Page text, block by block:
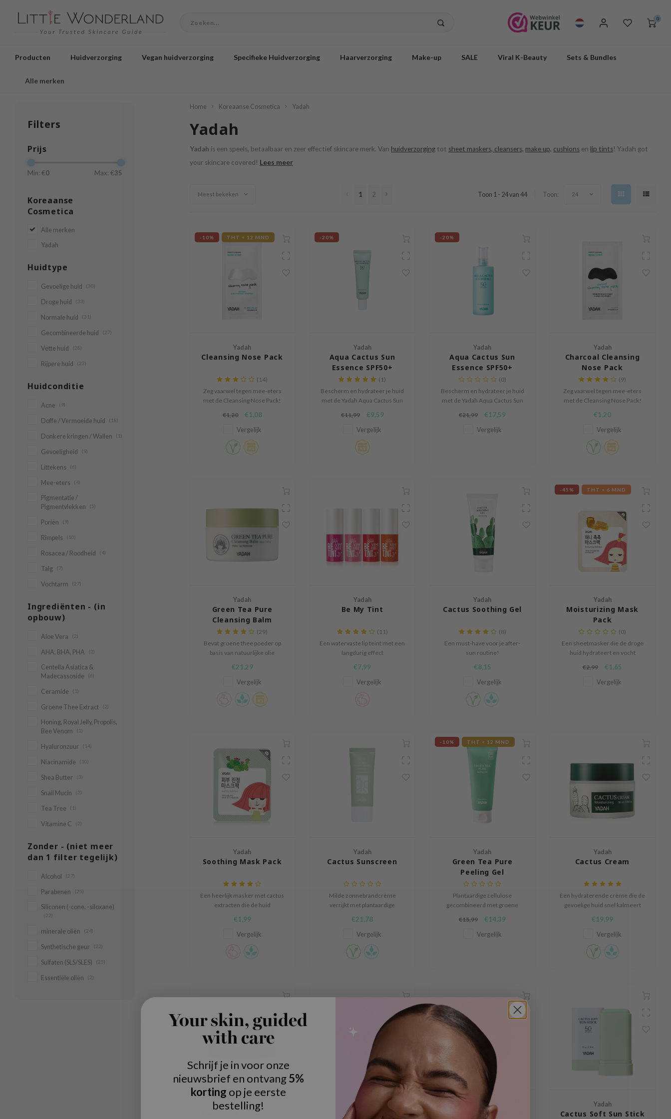
0
Producten Huidverzorging Vegan huidverzorging Specifieke Huidverzorging Haarverzorging Make-up SALE Viral K-Beauty Sets & Bundles
Alle merken
Filters
Prijs
Min: €0 Max: €35
Koreaanse
Cosmetica
Alle merken
Yadah
Huidtype
Gevoelige huid (30)
Droge huid (33)
Normale huid (31)
Gecombineerde huid (27)
Vette huid (28)
Rijpere huid (23)
Huidconditie
Acne (9)
Doffe / Vermoeide huid (18)
Donkere kringen / Wallen (1)
Gevoeligheid (9)
Littekens (6)
Mee-eters (4)
Pigmentatie /
Pigmentvlekken
(5)
Poriën (9)
Rimpels (10)
Rosacea / Roodheid (4)
Talg (7)
Vochtarm (27)
Ingrediënten - (in
opbouw)
Aloe Vera (2)
AHA, BHA, PHA (2)
Centella Asiatica &
Madecassoside
(6)
Ceramide (1)
Groene Thee Extract (2)
Honing, Royal Jelly, Propolis,
Bee Venom
(1)
Hyaluronzuur (14)
Niacinamide (10)
Shea Butter (3)
Snail Mucin (2)
Tea Tree (1)
Vitamine C (2)
Zonder - (niet meer
dan 1 filter tegelijk)
Alcohol (27)
Parabenen (25)
Siliconen (-cone, -siloxane)
(22)
minerale oliën (24)
Synthetische geur (22)
Sulfaten (SLS/SLES) (25)
Essentiële oliën (2)
Home Koreaanse Cosmetica Yadah
Yadah
Yadah is een speels, betaalbaar en zeer effectief skincare merk. Van huidverzorging tot sheet maskers, cleansers, make up, cushions en lip tints! Yadah got
your skincare covered! Lees meer
Meest bekeken 1 2 Toon 1 - 24 van 44 Toon: 24
-10% THT < 12 MND
Yadah
Cleansing Nose Pack
(14)
Zeg vaarwel tegen mee-eters
met de Cleansing Nose Pack!
€1,20
€1,08
Vergelijk
-20%
Yadah
Aqua Cactus Sun
Essence SPF50+
PA++++ (1)
Bescherm en hydrateer je huid
met de Yadah Aqua Cactus Sun
lichte essence-zonnecrème die
perfect is voor dagelijks gebruik.
€11,99 €9,59
Vergelijk
-20%
Yadah
Aqua Cactus Sun
Essence SPF50+
PA++++ (0)
Bescherm en hydrateer je huid
met de Yadah Aqua Cactus Sun
lichte essence-zonnecrème die
perfect is voor dagelijks gebruik.
€21,99 €17,59
Vergelijk
Yadah
Charcoal Cleansing
Nose Pack
(9)
Zeg vaarwel tegen mee-eters
met de Cleansing Nose Pack!
€1,20
Vergelijk
Yadah
Green Tea Pure
Cleansing Balm
(29)
Bevat groene thee poeder op
basis van natuurlijke olie
€21,29
Vergelijk
Yadah
Be My Tint
(11)
Een watervaste lip teint met een
langdurig effect
€7,99
Vergelijk
Yadah
Cactus Soothing Gel
(8)
Een must-have voor je after-
sun routine!
€8,15
Vergelijk
-45% THT < 6 MND
Yadah
Moisturizing Mask
Pack
(0)
Een sheetmasker die de droge
huid hydrateert en vocht
€2,99 €1,65
Vergelijk
Yadah
Soothing Mask Pack
Een heerlijk masker met cactus
extracten die de huid
€1,99
Vergelijk
Yadah
Cactus Sunscreen
Milde zonnebrandcrème
verrijkt met plantaardige
kalmerende ingrediënten.
€21,78
Vergelijk
-10% THT < 12 MND
Yadah
Green Tea Pure
Peeling Gel
Plantaardige cellulose
gecombineerd met groene
exfoliatieproces mogelijk terwijl
het vocht van de huid behouden
€15,99 €14,39
Vergelijk
Yadah
Cactus Cream
Een hydraterende crème die de
gevoelige huid snel kalmeert
vormen met Oputia-Ficus-
Indica Stem Extract en
Panthenol
€19,99
Vergelijk
Yadah
Red Food Energy Eye
Yadah
Daily Green Natto
Yadah
Be My Cushion SPF50+
Yadah
Cactus Soft Sun Stick
Your skin, guided
with care
Schrijf je in voor onze
nieuwsbrief en ontvang5%
korting op je eerste
bestelling!